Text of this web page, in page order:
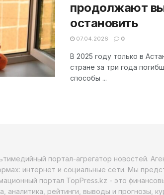
продолжают
остановить
07.04.2026 0
В 2025 году только в
стране за три года
способы ...
портал-агрегатор новостей.
интернет и социальные сети. Мы
портал TopPress.kz - это
аналитика, рейтинги, выводы и прогнозы,